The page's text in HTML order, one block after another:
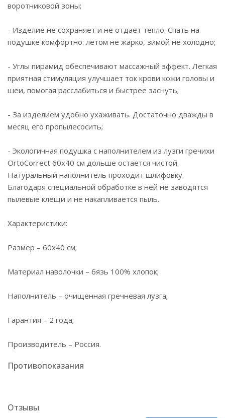
воротниковой зоны;
- Изделие не сохраняет и не отдает тепло. Спать на
подушке комфортно: летом не жарко, зимой не холодно;
- Углы пирамид обеспечивают массажный эффект. Легкая
приятная стимуляция улучшает ток крови кожи головы и
шеи, помогая расслабиться и быстрее заснуть;
- За изделием удобно ухаживать. Достаточно дважды в
месяц его пропылесосить;
- Экологичная подушка с наполнителем из лузги гречихи
OrtoCorrect 60х40 см дольше остается чистой.
Натуральный наполнитель проходит шлифовку.
Благодаря специальной обработке в ней не заводятся
пылевые клещи и не накапливается пыль.
Характеристики:
Размер – 60х40 см;
Материал наволочки – бязь 100% хлопок;
Наполнитель – очищенная гречневая лузга;
Гарантия – 2 года;
Производитель – Россия.
Противопоказания
Отзывы